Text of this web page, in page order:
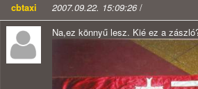
cbtaxi 2007.09.22. 15:09:26/
Na,ez könnyű lesz. Kié ez a